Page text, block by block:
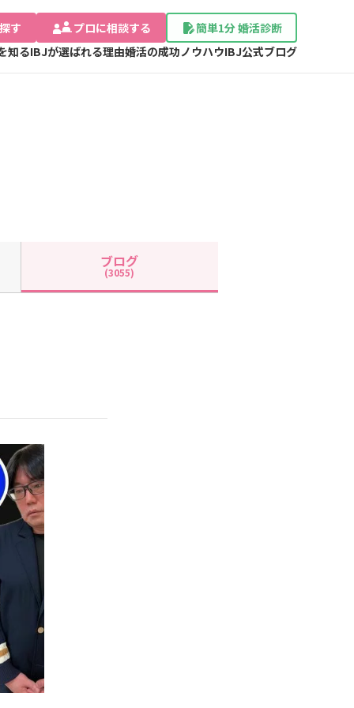
す プロに相談する
簡単1分 婚活診断
知るIBJが選ばれる理由婚活の成功ノウハウIBJ公式ブログ
ブログ
(3055)